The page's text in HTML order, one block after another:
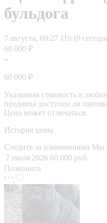
бульдога
7 августа, 09:27 116 (0
60 000 ₽
60 000 ₽
Указанная стоимость в
продавца доступен ли
Цена может отличаться.
История цены
Следить за изменениями Мы
7 июля 2026 60 000 руб.
Позвонить